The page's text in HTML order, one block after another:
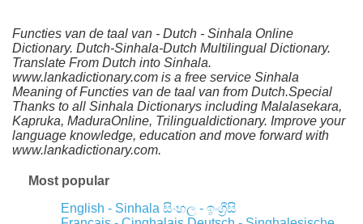
Functies van de taal van - Dutch - Sinhala Online
Dictionary. Dutch-Sinhala-Dutch Multilingual Dictionary.
Translate From Dutch into Sinhala.
www.lankadictionary.com is a free service Sinhala
Meaning of Functies van de taal van from Dutch.Special
Thanks to all Sinhala Dictionarys including Malalasekara,
Kapruka, MaduraOnline, Trilingualdictionary. Improve your
language knowledge, education and move forward with
www.lankadictionary.com.
Most popular
English - Sinhala සිංහල - ඉංග්‍රීසි